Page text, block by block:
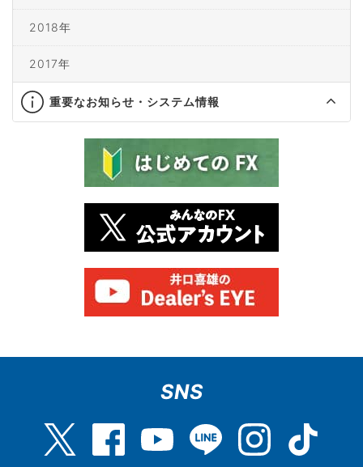
2018年
2017年
重要なお知らせ・システム情報
SNS